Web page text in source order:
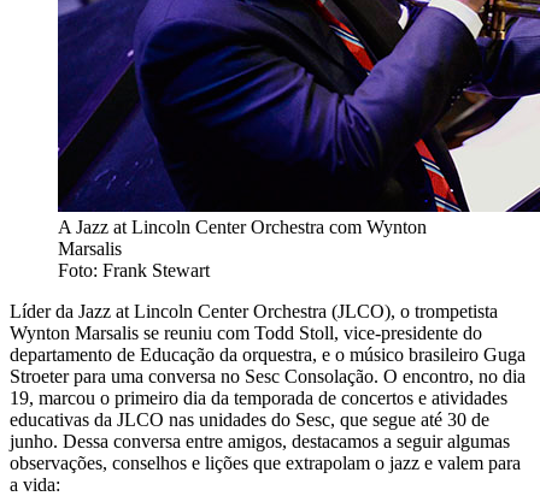
A Jazz at Lincoln Center Orchestra com Wynton
Marsalis
Foto: Frank Stewart
Líder da Jazz at Lincoln Center Orchestra (JLCO), o trompetista
Wynton Marsalis se reuniu com Todd Stoll, vice-presidente do
departamento de Educação da orquestra, e o músico brasileiro Guga
Stroeter para uma conversa no Sesc Consolação. O encontro, no dia
19, marcou o primeiro dia da temporada de concertos e atividades
educativas da JLCO nas unidades do Sesc, que segue até 30 de
junho. Dessa conversa entre amigos, destacamos a seguir algumas
observações, conselhos e lições que extrapolam o jazz e valem para
a vida: